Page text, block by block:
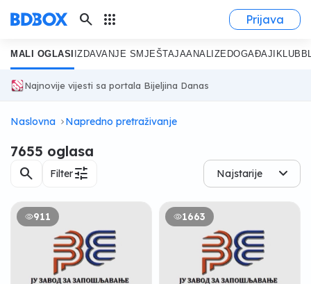
search apps Prijava
MALI OGLASI IZDAVANJE SMJEŠTAJAANALIZE DOGAĐAJI KLUB
Najnovije vijesti sa portala Bijeljina Danas
Naslovna Napredno pretraživanje
7655 oglasa
search Filtertune Najstarije
911 1663